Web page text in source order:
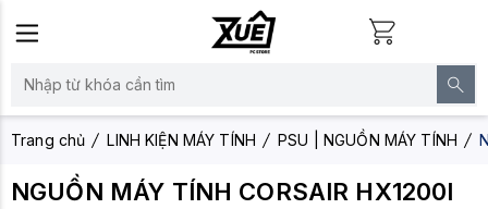
Trang chủ LINH KIỆN MÁY TÍNH PSU | NGUỒN MÁY TÍNH
NGUỒN MÁY TÍNH CORSAIR HX1200I